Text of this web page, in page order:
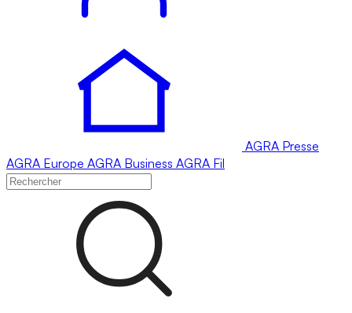
AGRA Presse
AGRA Europe AGRA Business AGRA Fil